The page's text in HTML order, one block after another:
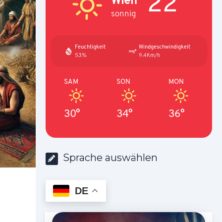
sonnig
Feuchtigkeit
53%
Windgeschwindigkeit
9.4Km/h
SAM
30°
SON
34°
MON
36°
Sprache auswählen
DE